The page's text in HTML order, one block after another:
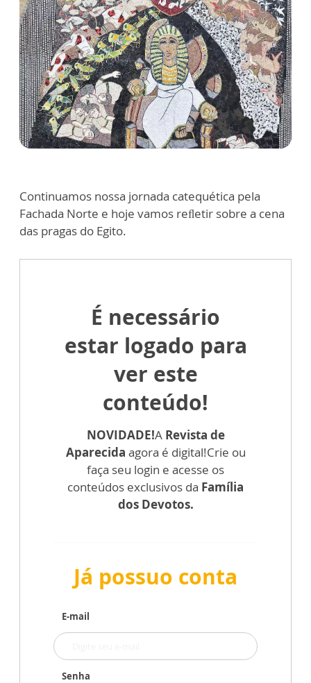
Continuamos nossa jornada catequética pela
Fachada Norte e hoje vamos reﬂetir sobre a cena
das pragas do Egito.
É necessário
estar logado para
ver este
conteúdo!
NOVIDADE!A Revista de
Aparecida agora é digital!Crie ou
faça seu login e acesse os
conteúdos exclusivos da Família
dos Devotos.
Já possuo conta
E-mail
Senha